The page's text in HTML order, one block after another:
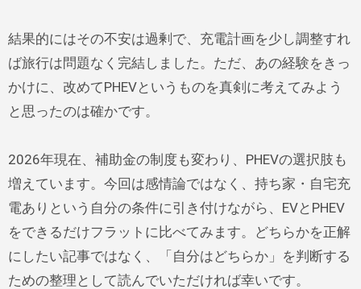
結果的にはその不安は過剰で、充電計画を少し調整すれ
ば旅行は問題なく完結しました。ただ、あの経験をきっ
かけに、改めてPHEVというものを真剣に考えてみよう
と思ったのは確かです。
2026年現在、補助金の制度も変わり、PHEVの選択肢も
増えています。今回は感情論ではなく、持ち家・自宅充
電ありという自分の条件に引き付けながら、EVとPHEV
をできるだけフラットに比べてみます。どちらかを正解
にしたい記事ではなく、「自分はどちらか」を判断する
ための整理として読んでいただければ幸いです。